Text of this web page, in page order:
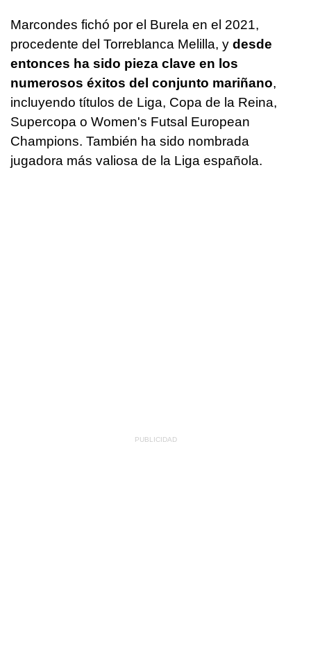
Marcondes fichó por el Burela en el 2021,
procedente del Torreblanca Melilla, y desde
entonces ha sido pieza clave en los
numerosos éxitos del conjunto mariñano,
incluyendo títulos de Liga, Copa de la Reina,
Supercopa o Women's Futsal European
Champions. También ha sido nombrada
jugadora más valiosa de la Liga española.